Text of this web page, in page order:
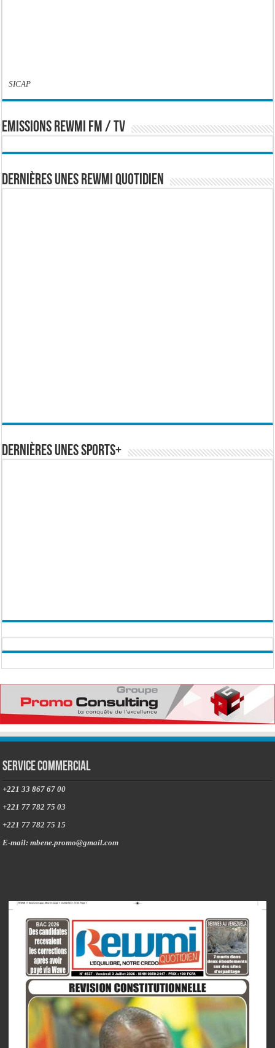
SICAP
EMISSIONS REWMI FM / TV
Dernières Unes Rewmi Quotidien
Dernières Unes Sports+
Service commercial
+221 33 867 67 00
+221 77 782 75 03
+221 77 782 75 15
E-mail: mbene.promo@gmail.com